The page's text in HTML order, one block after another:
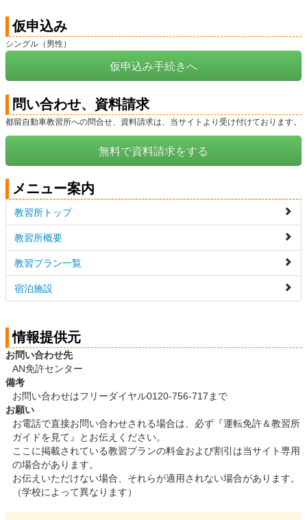
仮申込み
シングル（男性）
仮申込み手続きへ
問い合わせ、資料請求
都留自動車教習所への問合せ、資料請求は、当サイトより受け付けております。
無料で資料請求をする
メニュー案内
教習所トップ
教習所概要
教習プラン一覧
宿泊施設
情報提供元
お問い合わせ先
AN免許センター
備考
お問い合わせはフリーダイヤル0120-756-717まで
お願い
お電話で直接お問い合わせされる場合は、必ず『運転免許＆教習所
ガイドを見て』とお伝えください。
ここに掲載されている教習プランの料金および割引は当サイト専用
の場合があります。
お伝えいただけない場合、それらが適用されない場合があります。
（学校によって異なります）